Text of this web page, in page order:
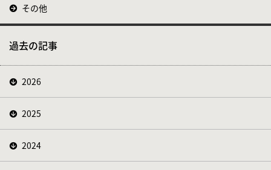
その他
過去の記事
2026
2025
2024